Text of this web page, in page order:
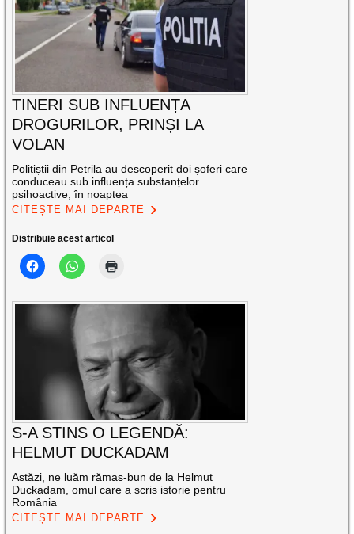
TINERI SUB INFLUENȚA
DROGURILOR, PRINȘI LA
VOLAN
Polițiștii din Petrila au descoperit doi șoferi care
conduceau sub influența substanțelor
psihoactive, în noaptea
CITEȘTE MAI DEPARTE
Distribuie acest articol
S-A STINS O LEGENDĂ:
HELMUT DUCKADAM
Astăzi, ne luăm rămas-bun de la Helmut
Duckadam, omul care a scris istorie pentru
România
CITEȘTE MAI DEPARTE